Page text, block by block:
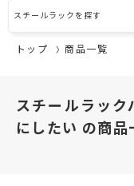
スチールラックを探す
トップ 商品一覧
スチールラック
にしたい の商品